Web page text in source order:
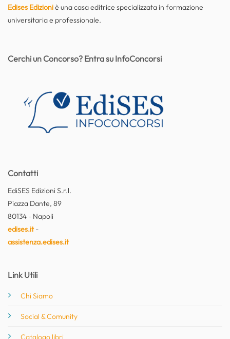
Edises Edizioniè una casa editrice specializzata in formazione
universitaria e professionale.
Contatti
EdiSES Edizioni S.r.l.
Piazza Dante, 89
80134 - Napoli
edises.it-
assistenza.edises.it
Link Utili
Chi Siamo
Social & Comunity
Catalogo libri
Cerchi un Concorso? Entra su InfoConcorsi